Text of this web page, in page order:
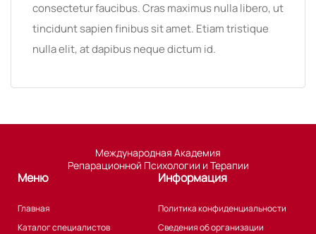
consectetur faucibus. Cras maximus nulla libero, ut
tincidunt sapien finibus sit amet. Etiam tristique
nulla elit, at dapibus neque dictum id.
Международная Академия
Репарационной Психологии и Терапии
Меню
Главная
Каталог специалистов
Информация
Политика конфиденциальности
Сведения об организации